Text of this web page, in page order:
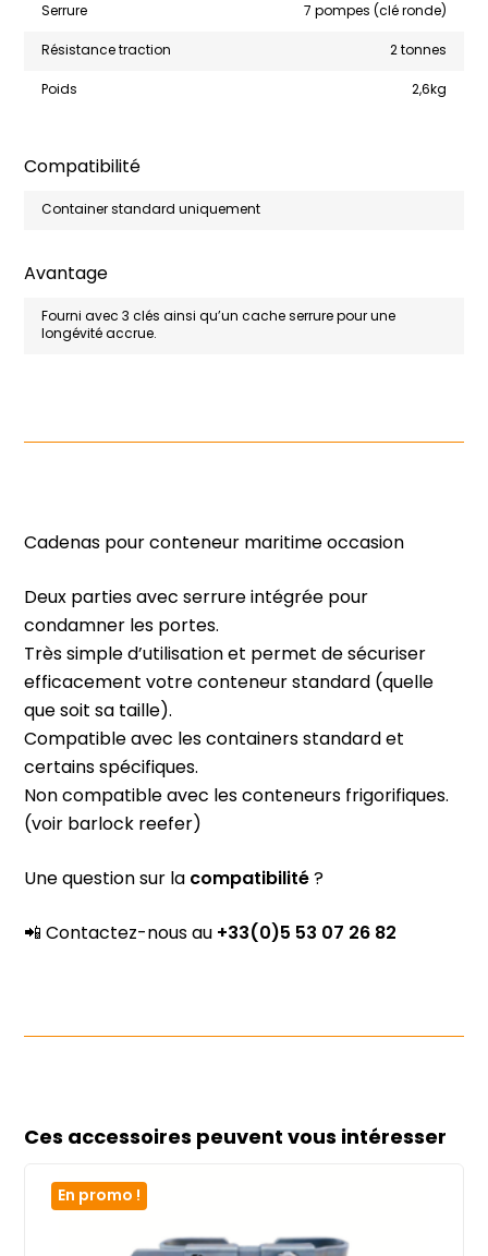
Serrure
7 pompes (clé ronde)
Résistance traction
2 tonnes
Poids
2,6kg
Compatibilité
Container standard uniquement
Avantage
Fourni avec 3 clés ainsi qu’un cache serrure pour une
longévité accrue.
Cadenas pour conteneur maritime occasion
Deux parties avec serrure intégrée pour
condamner les portes.
Très simple d’utilisation et permet de sécuriser
efficacement votre conteneur standard (quelle
que soit sa taille).
Compatible avec les containers standard et
certains spécifiques.
Non compatible avec les conteneurs frigorifiques.
(voir barlock reefer)
Une question sur lacompatibilité?
📲 Contactez-nous au+33(0)5 53 07 26 82
Ces accessoires peuvent vous intéresser
En promo !